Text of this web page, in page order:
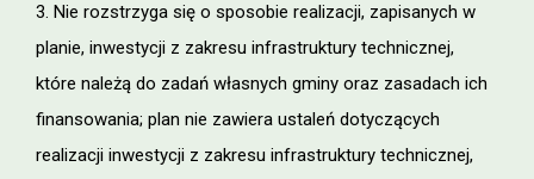
3. Nie rozstrzyga się o sposobie realizacji, zapisanych w
planie, inwestycji z zakresu infrastruktury technicznej,
które należą do zadań własnych gminy oraz zasadach ich
finansowania; plan nie zawiera ustaleń dotyczących
realizacji inwestycji z zakresu infrastruktury technicznej,